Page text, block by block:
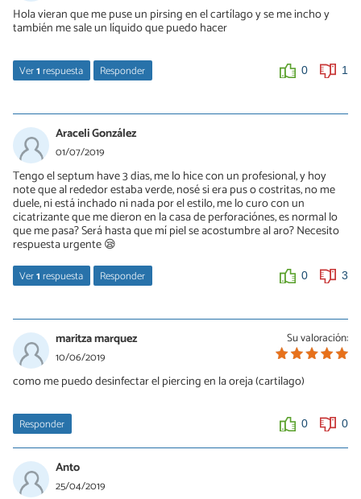
Hola vieran que me puse un pirsing en el cartílago y se me incho y
también me sale un líquido que puedo hacer
Ver1respuesta Responder 0 1
28/10/2019
ess normal bro solo cuando te lo limpies con agua coliente para
que las costrar te salgan mas suave y no te duela
0
Araceli González
01/07/2019
Tengo el septum have 3 dias, me lo hice con un profesional, y hoy
note que al rededor estaba verde, nosé si era pus o costritas, no me
duele, ni está inchado ni nada por el estilo, me lo curo con un
cicatrizante que me dieron en la casa de perforaciónes, es normal lo
que me pasa? Será hasta que mí piel se acostumbre al aro? Necesito
respuesta urgente 😪
Ver1respuesta Responder 0 3
17/08/2019
Será como un moratón
0
Su valoración:
maritza marquez
10/06/2019
como me puedo desinfectar el piercing en la oreja (cartilago)
Responder 0 0
Anto
25/04/2019